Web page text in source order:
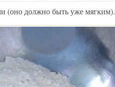
(оно должно быть уже мягким).